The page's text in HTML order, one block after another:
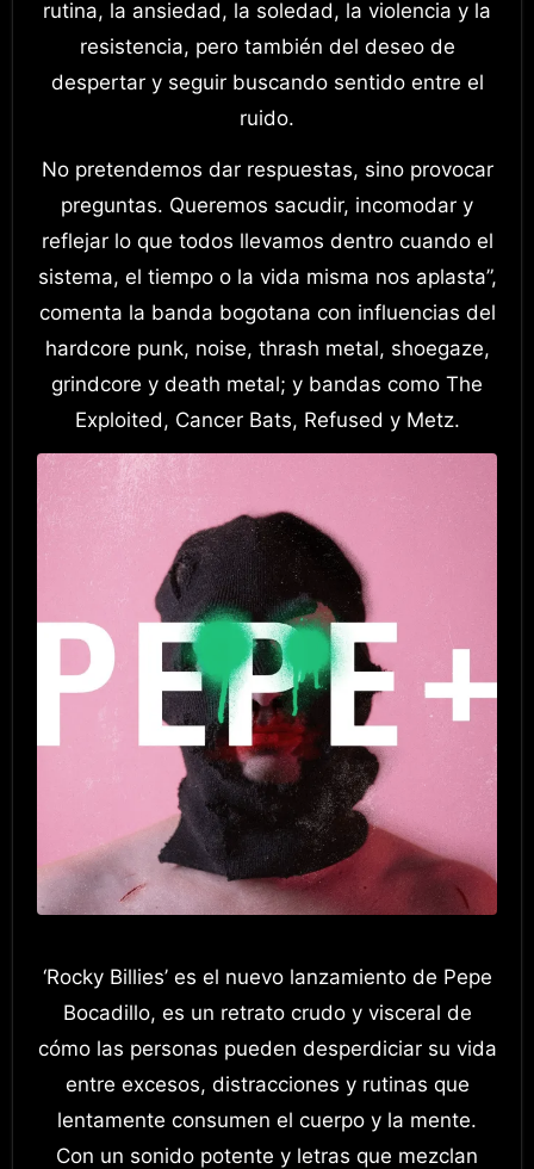
rutina, la ansiedad, la soledad, la violencia y la
resistencia, pero también del deseo de
despertar y seguir buscando sentido entre el
ruido.
No pretendemos dar respuestas, sino provocar
preguntas. Queremos sacudir, incomodar y
reflejar lo que todos llevamos dentro cuando el
sistema, el tiempo o la vida misma nos aplasta”,
comenta la banda bogotana con influencias del
hardcore punk, noise, thrash metal, shoegaze,
grindcore y death metal; y bandas como The
Exploited, Cancer Bats, Refused y Metz.
‘Rocky Billies’ es el nuevo lanzamiento de Pepe
Bocadillo, es un retrato crudo y visceral de
cómo las personas pueden desperdiciar su vida
entre excesos, distracciones y rutinas que
lentamente consumen el cuerpo y la mente.
Con un sonido potente y letras que mezclan